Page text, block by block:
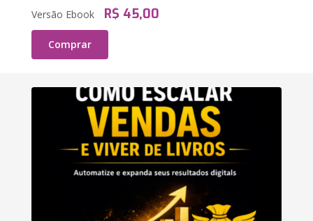
Versão Ebook R$ 45,00
Comprar